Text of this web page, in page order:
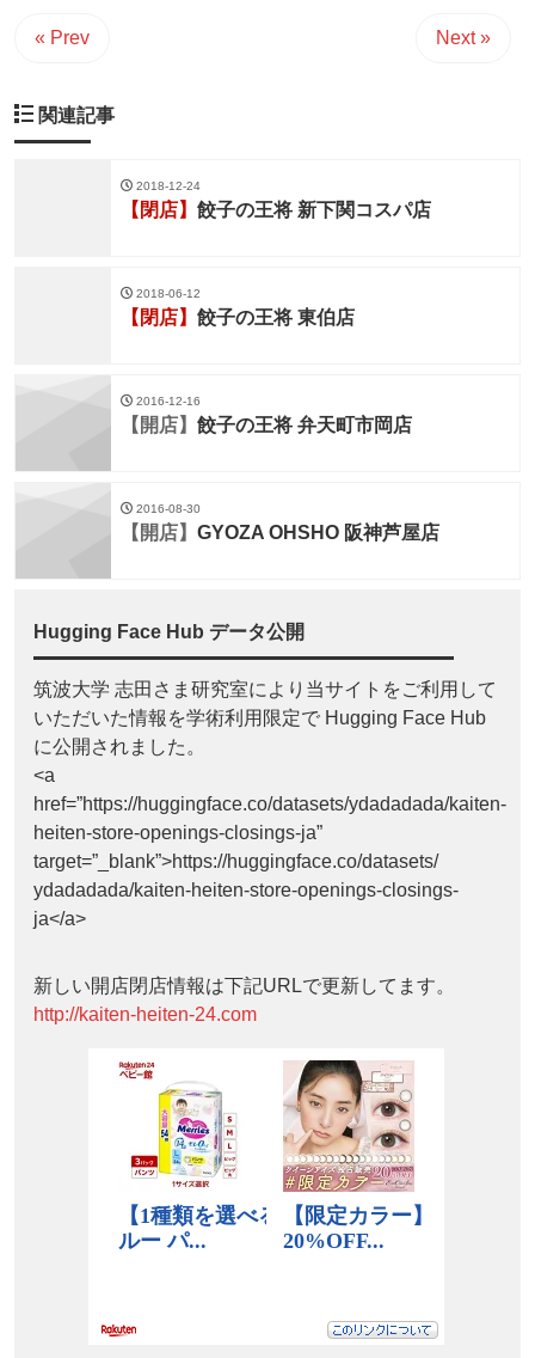
« Prev Next »
関連記事
2018-12-24
【閉店】 餃子の王将 新下関コスパ店
2018-06-12
【閉店】 餃子の王将 東伯店
2016-12-16
【開店】 餃子の王将 弁天町市岡店
2016-08-30
【開店】 GYOZA OHSHO 阪神芦屋店
Hugging Face Hub データ公開
筑波大学 志田さま研究室により当サイトをご利用して
いただいた情報を学術利用限定で Hugging Face Hub
に公開されました。
<a
href=”https://huggingface.co/datasets/ydadadada/kaiten-
heiten-store-openings-closings-ja”
target=”_blank”>https://huggingface.co/datasets/
ydadadada/kaiten-heiten-store-openings-closings-
ja</a>
新しい開店閉店情報は下記URLで更新してます。
http://kaiten-heiten-24.com